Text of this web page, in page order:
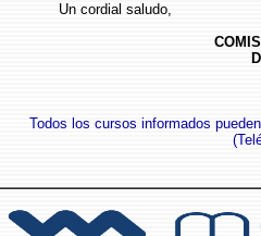
Un cordial saludo,
Todos los cursos informados
(